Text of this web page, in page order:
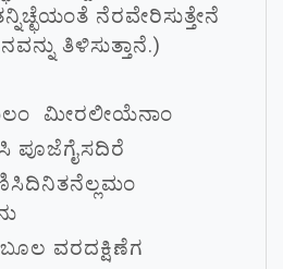
ನೆರವೇರಿಸುತ್ತೇನೆ
ತಿಳಿಸುತ್ತಾನೆ.)
ಮೀರಲೀಯೆನಾಂ
ಪೂಜೆಗೈಸದಿರೆ
ವರದಕ್ಷಿಣೆಗ